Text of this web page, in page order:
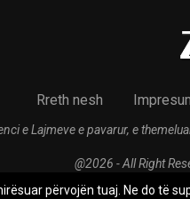
Rreth nesh
e Lajmeve e pavarur, e
@2026 - All Right
përvojën tuaj. Ne do të